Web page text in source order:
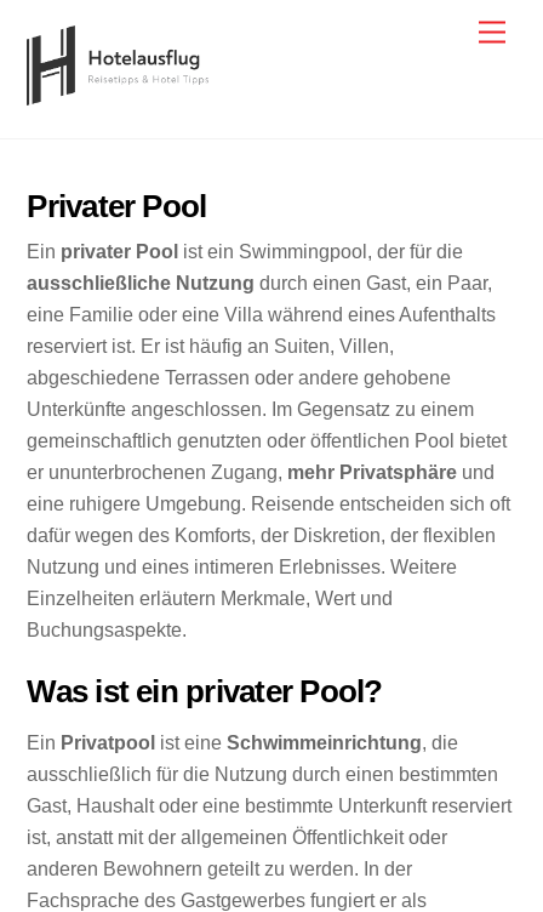
content
Privater Pool
Ein privater Pool ist ein Swimmingpool, der für die
ausschließliche Nutzung durch einen Gast, ein Paar,
eine Familie oder eine Villa während eines Aufenthalts
reserviert ist. Er ist häufig an Suiten, Villen,
abgeschiedene Terrassen oder andere gehobene
Unterkünfte angeschlossen. Im Gegensatz zu einem
gemeinschaftlich genutzten oder öffentlichen Pool bietet
er ununterbrochenen Zugang, mehr Privatsphäre und
eine ruhigere Umgebung. Reisende entscheiden sich oft
dafür wegen des Komforts, der Diskretion, der flexiblen
Nutzung und eines intimeren Erlebnisses. Weitere
Einzelheiten erläutern Merkmale, Wert und
Buchungsaspekte.
Was ist ein privater Pool?
Ein Privatpool ist eineSchwimmeinrichtung, die
ausschließlich für die Nutzung durch einen bestimmten
Gast, Haushalt oder eine bestimmte Unterkunft reserviert
ist, anstatt mit der allgemeinen Öffentlichkeit oder
anderen Bewohnern geteilt zu werden. In der
Fachsprache des Gastgewerbes fungiert er als